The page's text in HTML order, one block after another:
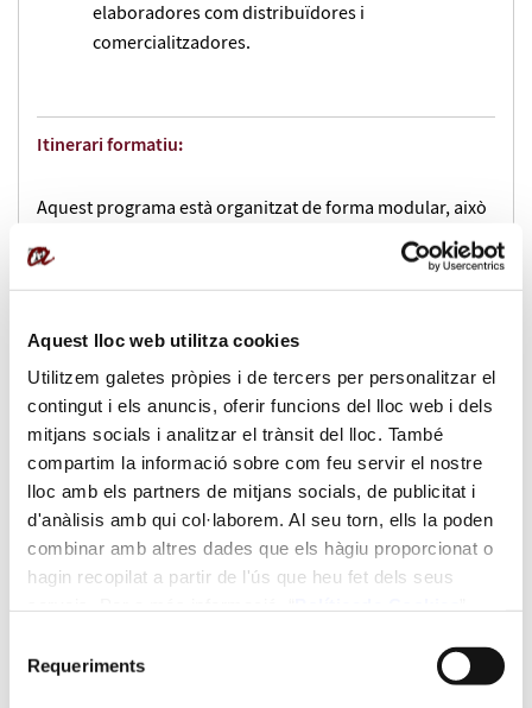
Aquest lloc web utilitza cookies
Utilitzem galetes pròpies i de tercers per personalitzar el
contingut i els anuncis, oferir funcions del lloc web i dels
mitjans socials i analitzar el trànsit del lloc. També
compartim la informació sobre com feu servir el nostre
lloc amb els partners de mitjans socials, de publicitat i
d'anàlisis amb qui col·laborem. Al seu torn, ells la poden
combinar amb altres dades que els hàgiu proporcionat o
hagin recopilat a partir de l'ús que heu fet dels seus
Requeriments
elaboradores com distribuïdores i
comercialitzadores.
Itinerari formatiu:
Aquest programa està organitzat de forma modular, això
Gestió, Màrqueting i
Organització per a Empreses Vitivinícoles
Enologia,
Viticultura i CataiEnologia i Viticultura(curs 100% virtual)
de forma independent. Un cop has obtingut els dos
cursos, pots realitzar el obtenir així el títol de
interuniversitari d'especialització en Gestió d'Empreses
Vitivinícoles.
Coordinació acadèmica:
Olga Busto Busto
Xavier Fumanal Cuadrat